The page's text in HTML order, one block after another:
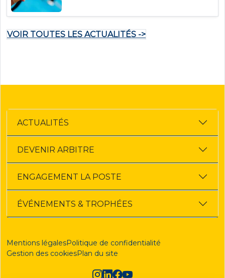
VOIR TOUTES LES ACTUALITÉS ->
ACTUALITÉS
DEVENIR ARBITRE
ENGAGEMENT LA POSTE
ÉVÉNEMENTS & TROPHÉES
Mentions légalesPolitique de confidentialité
Gestion des cookiesPlan du site